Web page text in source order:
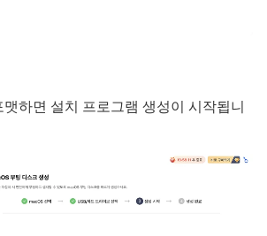
하면 설치 프로그램 생성이 시작됩니